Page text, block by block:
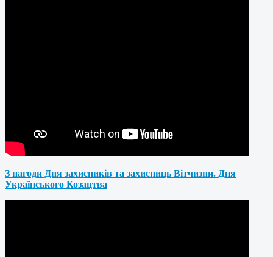
З нагоди Дня захисників та захисниць Вітчизни. Дня
Українського Козацтва